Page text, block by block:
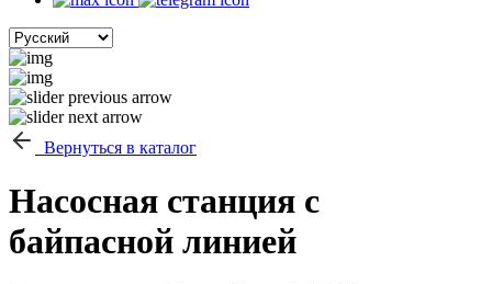
Вернуться в каталог
Насосная станция с
байпасной линией